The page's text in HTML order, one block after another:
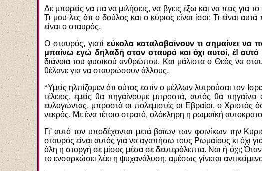
Δε μπορείς να πα να μιλήσεις, να βγεις έξω και να πεις για
Τι μου λες ότι ο δούλος και ο κύριος είναι ίσοι; Τι είναι
είναι ο σταυρός.
Ο σταυρός, γιατί εύκολα καταλαβαίνουν τι σημαίνει να
μπαίνω εγώ δηλαδή στον σταυρό και όχι αυτοί, έ! αυτό
διάνοια του φυσικού ανθρώπου. Και μάλιστα ο Θεός να
θέλανε για να σταυρώσουν άλλους.
“Υμείς ηλπίζομεν ότι ούτoς εστίν ο μέλλων λυτρούσαι τον
τέλειος, εμείς θα πηγαίνουμε μπροστά, αυτός θα
ευλογώντας, μπροστά οι πολεμιστές οι Εβραίοι, ο Χριστός
νεκρός. Με ένα τέτοιο στρατό, ολόκληρη η ρωμαϊκή
Γι' αυτό τον υποδέχονται μετά βαϊων των φοινίκων την
σταυρός είναι αυτός για να αγαπήσω τους Ρωμαίους κι όχι
όλη η στοργή σε μίσος μέσα σε δευτερόλεπτα. Ναι ή όχι;
το ενσαρκώσει λέει η ψυχανάλυση, αμέσως γίνεται